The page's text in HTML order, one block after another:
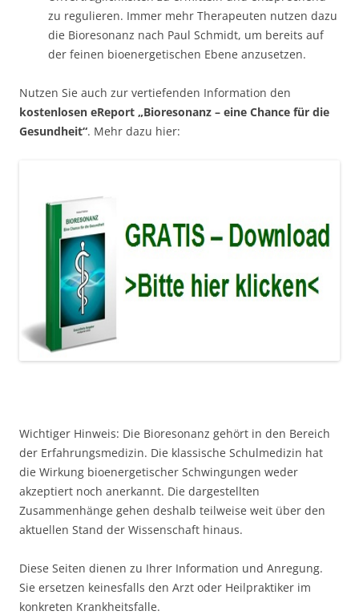
zu regulieren. Immer mehr Therapeuten nutzen dazu
die Bioresonanz nach Paul Schmidt, um bereits auf
der feinen bioenergetischen Ebene anzusetzen.
Nutzen Sie auch zur vertiefenden Information den
kostenlosen eReport „Bioresonanz – eine Chance für die
Gesundheit“. Mehr dazu hier:
Wichtiger Hinweis: Die Bioresonanz gehört in den Bereich
der Erfahrungsmedizin. Die klassische Schulmedizin hat
die Wirkung bioenergetischer Schwingungen weder
akzeptiert noch anerkannt. Die dargestellten
Zusammenhänge gehen deshalb teilweise weit über den
aktuellen Stand der Wissenschaft hinaus.
Diese Seiten dienen zu Ihrer Information und Anregung.
Sie ersetzen keinesfalls den Arzt oder Heilpraktiker im
konkreten Krankheitsfalle.